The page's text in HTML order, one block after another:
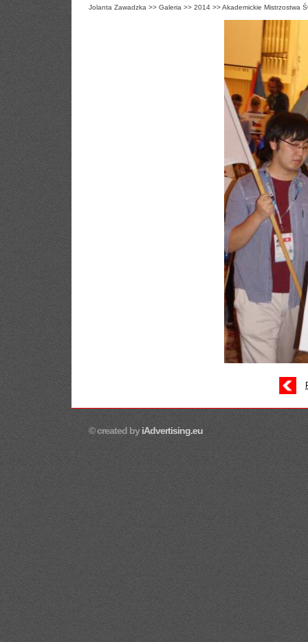
Jolanta Zawadzka >> Galeria >> 2014 >>Akademickie Mistrzostwa
© created byiAdvertising.eu